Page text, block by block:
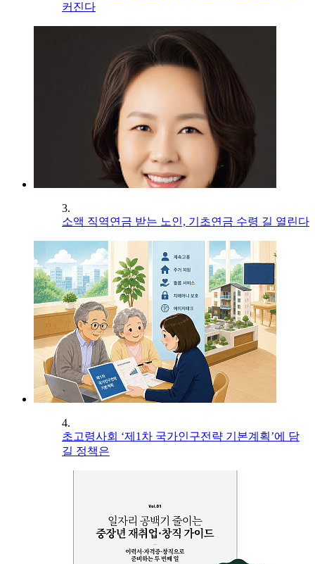
커진다
3.
소액 직역연금 받는 노인, 기초연금 수령 길 열린다
4.
초고령사회 ‘제1차 국가인구전략 기본계획’에 담
길 정책은